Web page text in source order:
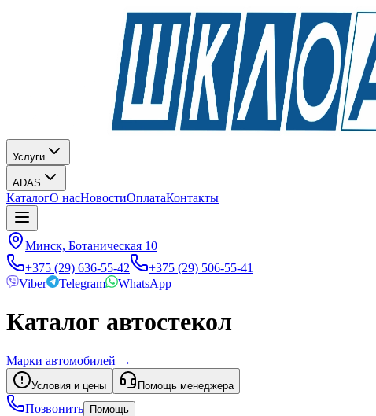
Услуги
ADAS
КаталогО насНовостиОплатаКонтакты
Минск, Ботаническая 10
+375 (29) 636-55-42
+375 (29) 506-55-41
Viber
Telegram WhatsApp
Каталог автостекол
Марки автомобилей →
Условия и цены Помощь менеджера
Позвонить Помощь